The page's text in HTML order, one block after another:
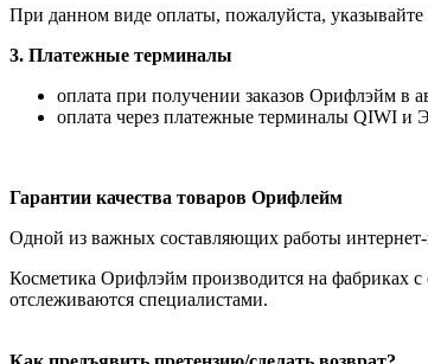
При данном виде оплаты, пожалуйста,
3. Платежные терминалы
оплата при получении заказов Орифлэйм в
оплата через платежные терминалы QIWI и
Гарантии качества товаров Орифлейм
Одной из важных составляющих работы интернет-
Косметика Орифлэйм производится на фабриках
отслеживаются специалистами.